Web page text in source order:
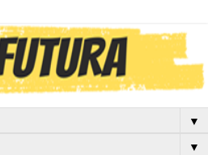
▼
▼